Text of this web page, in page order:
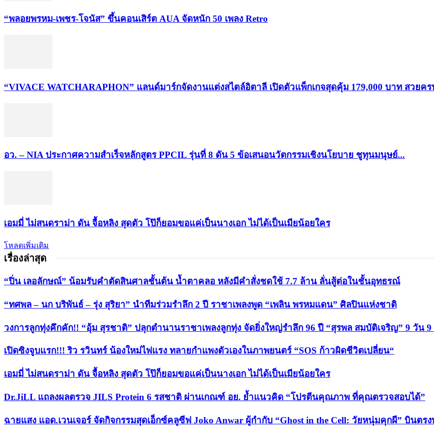
“พลอยพรหม-เพชร-โจนัส” ขึ้นคอนเสิร์ต AUA จัดหนัก 50 เพลง Retro
“VIVACE WATCHARAPHON” แลนด์มาร์กจัดงานแต่งสไตล์อิตาลี เปิดตัวแพ็กเกจสุดคุ้ม 179,000 บาท สวยคร
อว. – NIA ประกาศความสำเร็จหลักสูตร PPCIL รุ่นที่ 8 ดัน 5 ข้อเสนอนวัตกรรมเชิงนโยบาย ชูทุนมนุษย์...
เอมมี่ ไม่สนดราม่า ดัน จื้อหลิง สุดตัว โป๊ก็ยอมขอแค่เป็นนางเอก ไม่ได้เป็นเมียน้อยใคร
โหลดเพิ่มเติม
เรื่องล่าสุด
“ปิ่น เลอลักษณ์” น้อมรับคำตัดสินศาลชั้นต้น น้ำตาคลอ หลังมีคำสั่งชดใช้ 7.7 ล้าน ลั่นสู้ต่อในชั้นอุทธรณ์
“ทศพล – นก บริพันธ์ – รุ่ง สุริยา” นำทีมร่วมรำลึก 2 ปี ราชาเพลงพูด “เพลิน พรหมแดน” ศิลปินแห่งชาติ
วงการลูกทุ่งคึกคัก!! “อุ้ม สุรชาติ” ปลุกตำนานราชาเพลงลูกทุ่ง จัดยิ่งใหญ่รำลึก 96 ปี “สุรพล สมบัติเจริญ” 9 วัน
เปิดซิงจูบแรก!!! ริว รวินทร์ น้องใหม่ไฟแรง ทลายกำแพงตัวเองในภาพยนตร์ “SOS ก้าวผิดชีวิตเปลี่ยน“
เอมมี่ ไม่สนดราม่า ดัน จื้อหลิง สุดตัว โป๊ก็ยอมขอแค่เป็นนางเอก ไม่ได้เป็นเมียน้อยใคร
Dr.JiLL แถลงผลตรวจ JILS Protein 6 รสชาติ ผ่านเกณฑ์ อย. ย้ำแนวคิด “โปรตีนคุณภาพ ที่คุณตรวจสอบได้”
ฉายแสง แอด.เวนเจอร์ จัดกิจกรรมสุดเอ็กซ์คลูซีฟ Joko Anwar ผู้กำกับ “Ghost in the Cell: วัยหนุ่มคุกผี” บินตร